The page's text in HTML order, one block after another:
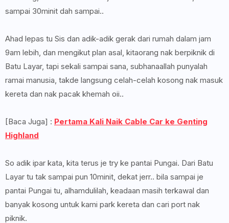
sampai 30minit dah sampai..
Ahad lepas tu Sis dan adik-adik gerak dari rumah dalam jam
9am lebih, dan mengikut plan asal, kitaorang nak berpiknik di
Batu Layar, tapi sekali sampai sana, subhanaallah punyalah
ramai manusia, takde langsung celah-celah kosong nak masuk
kereta dan nak pacak khemah oii..
[Baca Juga] : Pertama Kali Naik Cable Car ke Genting
Highland
So adik ipar kata, kita terus je try ke pantai Pungai. Dari Batu
Layar tu tak sampai pun 10minit, dekat jerr.. bila sampai je
pantai Pungai tu, alhamdulilah, keadaan masih terkawal dan
banyak kosong untuk kami park kereta dan cari port nak
piknik.